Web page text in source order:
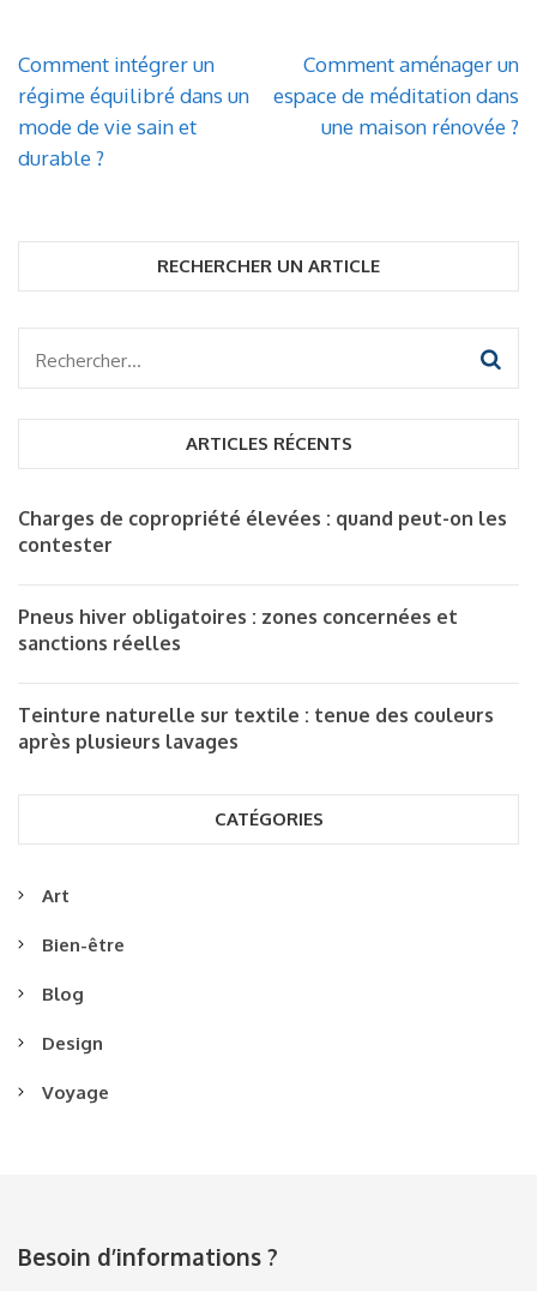
Navigation
de
l’article
Comment intégrer un
régime équilibré dans un
mode de vie sain et
durable ?
Comment aménager un
espace de méditation dans
une maison rénovée ?
RECHERCHER UN ARTICLE
Rechercher :
ARTICLES RÉCENTS
Charges de copropriété élevées : quand peut-on les
contester
Pneus hiver obligatoires : zones concernées et
sanctions réelles
Teinture naturelle sur textile : tenue des couleurs
après plusieurs lavages
CATÉGORIES
Art
Bien-être
Blog
Design
Voyage
Besoin d’informations ?